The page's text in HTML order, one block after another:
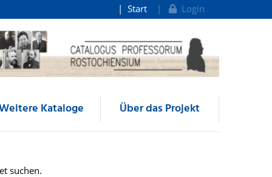
Start Login
Kataloge Über das Projekt
suchen.